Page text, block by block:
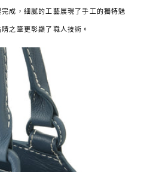
成，細膩的工藝展現了手工的獨特魅
之筆更彰顯了職人技術。